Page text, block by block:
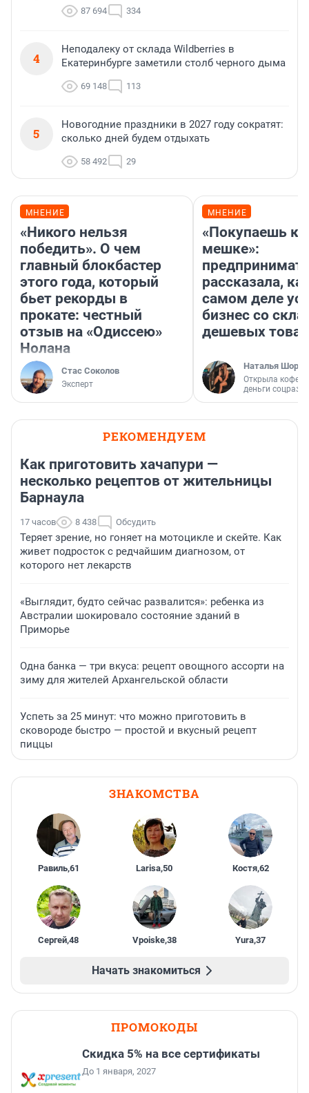
87 694 334
4
Неподалеку от склада Wildberries в
Екатеринбурге заметили столб черного дыма
69 148 113
5
Новогодние праздники в 2027 году сократят:
сколько дней будем отдыхать
58 492 29
МНЕНИЕ
«Никого нельзя
победить». О чем
главный блокбастер
этого года, который
бьет рекорды в
прокате: честный
отзыв на «Одиссею»
Нолана
Стас Соколов
Эксперт
МНЕНИЕ
«Покупаешь
мешке»:
рассказала,
самом деле
бизнес со
дешевых
Наталья
Открыла
деньги
РЕКОМЕНДУЕМ
Как приготовить хачапури —
несколько рецептов от жительницы
Барнаула
17 часов 8 438 Обсудить
Теряет зрение, но гоняет на мотоцикле и скейте. Как
живет подросток с редчайшим диагнозом, от
которого нет лекарств
«Выглядит, будто сейчас развалится»: ребенка из
Австралии шокировало состояние зданий в
Приморье
Одна банка — три вкуса: рецепт овощного ассорти на
зиму для жителей Архангельской области
Успеть за 25 минут: что можно приготовить в
сковороде быстро — простой и вкусный рецепт
пиццы
ЗНАКОМСТВА
Равиль,61 Larisa,50 Костя,62
Сергей,48 Vpoiske,38 Yura,37
Начать знакомиться
ПРОМОКОДЫ
Скидка 5% на все сертификаты
До 1 января, 2027